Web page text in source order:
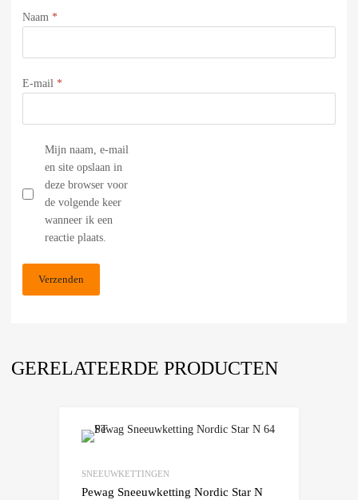
Naam *
E-mail *
Mijn naam, e-mail
en site opslaan in
deze browser voor
de volgende keer
wanneer ik een
reactie plaats.
GERELATEERDE PRODUCTEN
SNEEUWKETTINGEN
Pewag Sneeuwketting Nordic Star N